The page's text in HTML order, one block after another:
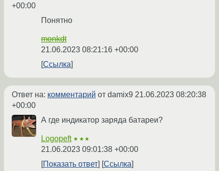
+00:00
Понятно
monkdt
21.06.2023 08:21:16 +00:00
Ссылка
Ответ на: комментарий от damix9 21.06.2023 08:20:38
+00:00
А где индикатор заряда батареи?
Logopeft ★★★
21.06.2023 09:01:38 +00:00
Показать ответ
Ссылка